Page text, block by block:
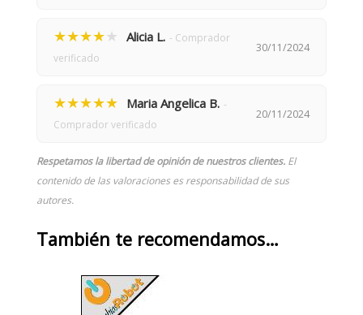
★★★★★ Alicia L. - Comprador
verificado
30/11/2024
★★★★★ Maria Angelica B. -
Comprador verificado
20/11/2024
Respetamos la libertad de opinión de nuestros clientes. El
contenido de las valoraciones es responsabilidad de sus
autores.
También te recomendamos…